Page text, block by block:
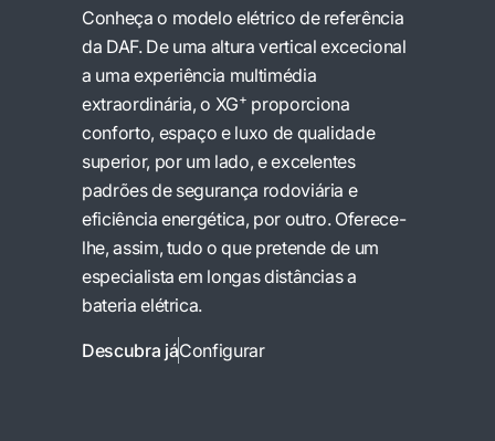
Conheça o modelo elétrico de referência
da DAF. De uma altura vertical excecional
a uma experiência multimédia
extraordinária, o XG+ proporciona
conforto, espaço e luxo de qualidade
superior, por um lado, e excelentes
padrões de segurança rodoviária e
eficiência energética, por outro. Oferece-
lhe, assim, tudo o que pretende de um
especialista em longas distâncias a
bateria elétrica.
Descubra jáConfigurar